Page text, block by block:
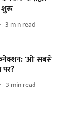
शुरू
3 min read
'ओ' सबसे
3 min read